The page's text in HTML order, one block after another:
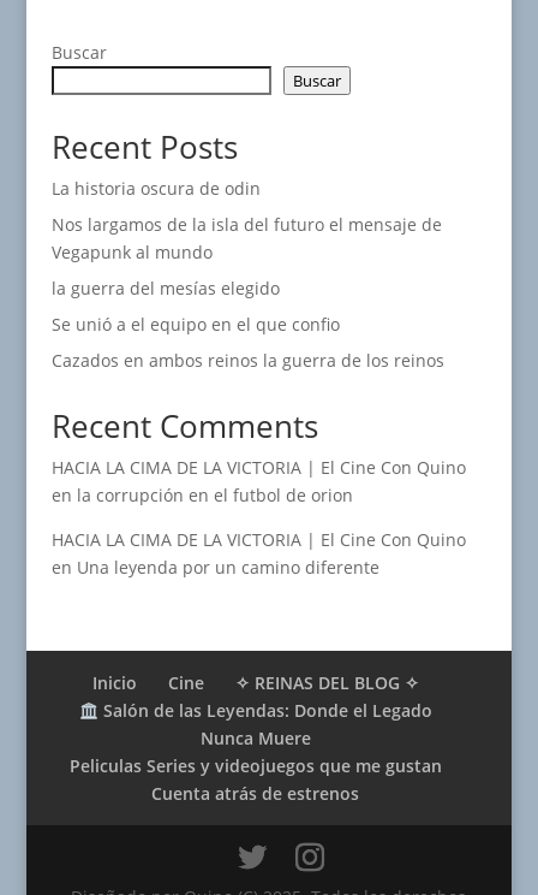
Buscar
Buscar
Recent Posts
La historia oscura de odin
Nos largamos de la isla del futuro el mensaje de
Vegapunk al mundo
la guerra del mesías elegido
Se unió a el equipo en el que confio
Cazados en ambos reinos la guerra de los reinos
Recent Comments
HACIA LA CIMA DE LA VICTORIA | El Cine Con Quino
en la corrupción en el futbol de orion
HACIA LA CIMA DE LA VICTORIA | El Cine Con Quino
en Una leyenda por un camino diferente
Inicio Cine
✧ REINAS DEL BLOG ✧
Salón de las Leyendas: Donde el Legado
Nunca Muere
Peliculas Series y videojuegos que me gustan
Cuenta atrás de estrenos